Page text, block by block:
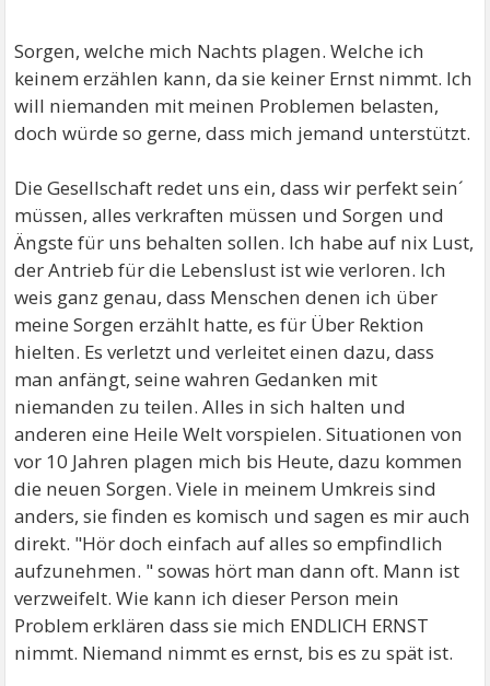
Sorgen, welche mich Nachts plagen. Welche ich
keinem erzählen kann, da sie keiner Ernst nimmt. Ich
will niemanden mit meinen Problemen belasten,
doch würde so gerne, dass mich jemand unterstützt.
Die Gesellschaft redet uns ein, dass wir perfekt sein´
müssen, alles verkraften müssen und Sorgen und
Ängste für uns behalten sollen. Ich habe auf nix Lust,
der Antrieb für die Lebenslust ist wie verloren. Ich
weis ganz genau, dass Menschen denen ich über
meine Sorgen erzählt hatte, es für Über Rektion
hielten. Es verletzt und verleitet einen dazu, dass
man anfängt, seine wahren Gedanken mit
niemanden zu teilen. Alles in sich halten und
anderen eine Heile Welt vorspielen. Situationen von
vor 10 Jahren plagen mich bis Heute, dazu kommen
die neuen Sorgen. Viele in meinem Umkreis sind
anders, sie finden es komisch und sagen es mir auch
direkt. "Hör doch einfach auf alles so empfindlich
aufzunehmen. " sowas hört man dann oft. Mann ist
verzweifelt. Wie kann ich dieser Person mein
Problem erklären dass sie mich ENDLICH ERNST
nimmt. Niemand nimmt es ernst, bis es zu spät ist.